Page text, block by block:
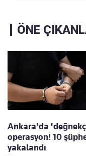
ÖNE
Ankara'da
operasyon! 10
yakalandı